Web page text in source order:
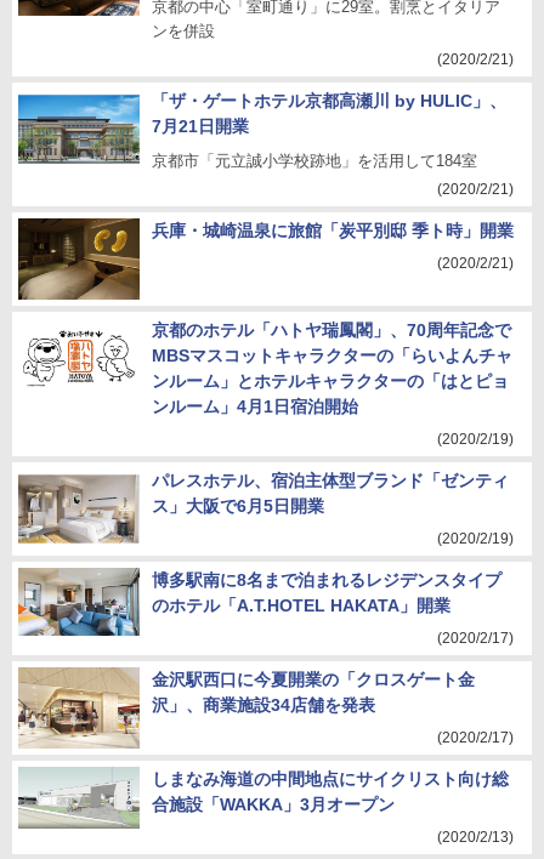
京都の中心「室町通り」に29室。割烹とイタリア
ンを併設
(2020/2/21)
「ザ・ゲートホテル京都高瀬川 by HULIC」、
7月21日開業
京都市「元立誠小学校跡地」を活用して184室
(2020/2/21)
兵庫・城崎温泉に旅館「炭平別邸 季ト時」開業
(2020/2/21)
京都のホテル「ハトヤ瑞鳳閣」、70周年記念で
MBSマスコットキャラクターの「らいよんチャ
ンルーム」とホテルキャラクターの「はとピョ
ンルーム」4月1日宿泊開始
(2020/2/19)
パレスホテル、宿泊主体型ブランド「ゼンティ
ス」大阪で6月5日開業
(2020/2/19)
博多駅南に8名まで泊まれるレジデンスタイプ
のホテル「A.T.HOTEL HAKATA」開業
(2020/2/17)
金沢駅西口に今夏開業の「クロスゲート金
沢」、商業施設34店舗を発表
(2020/2/17)
しまなみ海道の中間地点にサイクリスト向け総
合施設「WAKKA」3月オープン
(2020/2/13)